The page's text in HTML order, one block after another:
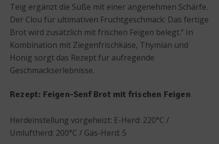
Teig ergänzt die Süße mit einer angenehmen Schärfe.
Der Clou für ultimativen Fruchtgeschmack: Das fertige
Brot wird zusätzlich mit frischen Feigen belegt.“ In
Kombination mit Ziegenfrischkäse, Thymian und
Honig sorgt das Rezept für aufregende
Geschmackserlebnisse.
Rezept: Feigen-Senf Brot mit frischen Feigen
Herdeinstellung vorgeheizt: E-Herd: 220°C /
Umluftherd: 200°C / Gas-Herd: 5